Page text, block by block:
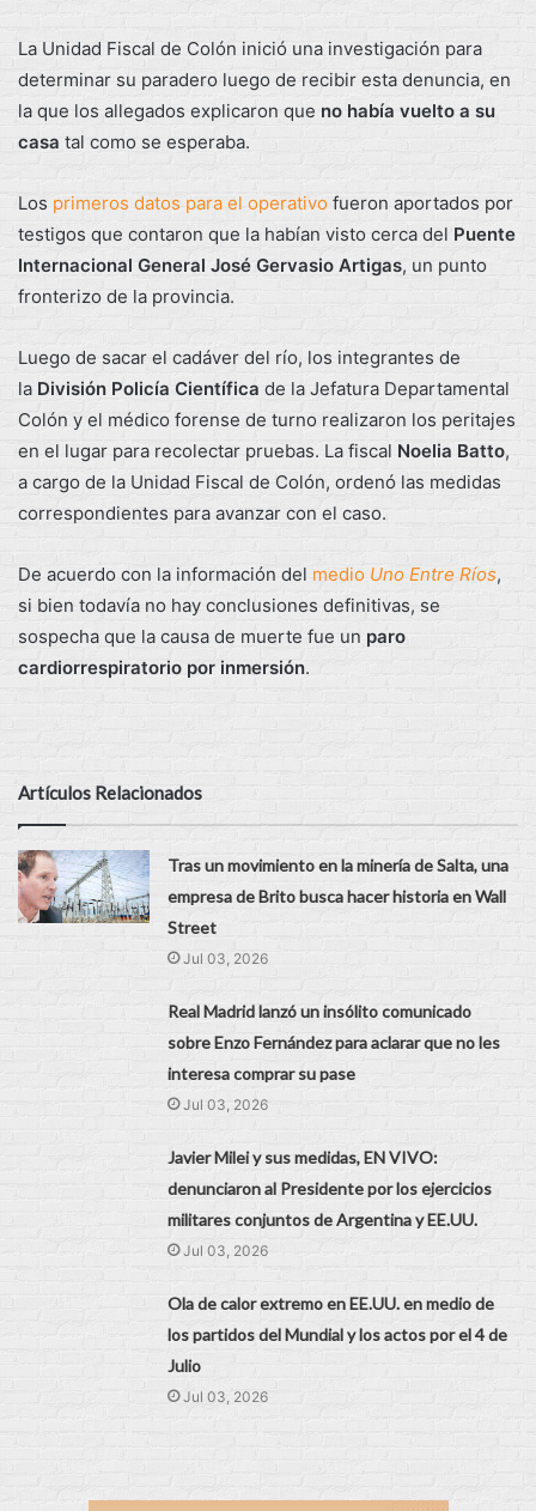
La Unidad Fiscal de Colón inició una investigación para
determinar su paradero luego de recibir esta denuncia, en
la que los allegados explicaron que no había vuelto a su
casa tal como se esperaba.
Los primeros datos para el operativo fueron aportados por
testigos que contaron que la habían visto cerca del Puente
Internacional General José Gervasio Artigas, un punto
fronterizo de la provincia.
Luego de sacar el cadáver del río, los integrantes de
la División Policía Científica de la Jefatura Departamental
Colón y el médico forense de turno realizaron los peritajes
en el lugar para recolectar pruebas. La fiscal Noelia Batto,
a cargo de la Unidad Fiscal de Colón, ordenó las medidas
correspondientes para avanzar con el caso.
De acuerdo con la información del medio Uno Entre Ríos,
si bien todavía no hay conclusiones definitivas, se
sospecha que la causa de muerte fue un paro
cardiorrespiratorio por inmersión.
Artículos Relacionados
Tras un movimiento en la minería de Salta, una
empresa de Brito busca hacer historia en Wall
Street
Jul 03, 2026
Real Madrid lanzó un insólito comunicado
sobre Enzo Fernández para aclarar que no les
interesa comprar su pase
Jul 03, 2026
Javier Milei y sus medidas, EN VIVO:
denunciaron al Presidente por los ejercicios
militares conjuntos de Argentina y EE.UU.
Jul 03, 2026
Ola de calor extremo en EE.UU. en medio de
los partidos del Mundial y los actos por el 4 de
Julio
Jul 03, 2026